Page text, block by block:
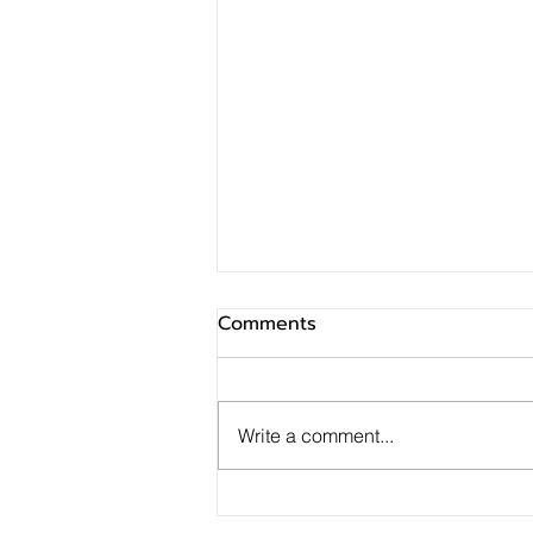
GUNKUL – LH Bank ลงนาม
Comments
Write a comment...